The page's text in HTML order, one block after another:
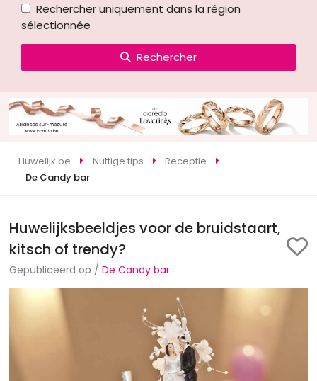
Rechercher uniquement dans la région
sélectionnée
Rechercher
Huwelijk.be Nuttige tips
Receptie
De Candy bar
Huwelijksbeeldjes voor de bruidstaart,
kitsch of trendy?
Gepubliceerd op /De Candy bar